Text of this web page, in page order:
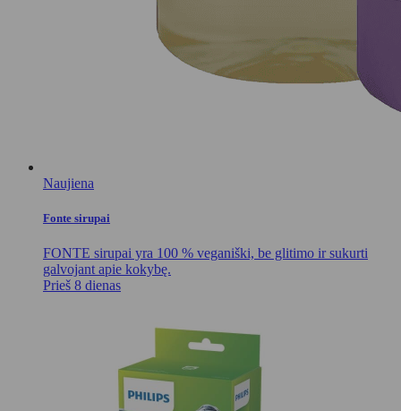
Naujiena
Fonte sirupai
FONTE sirupai yra 100 % veganiški, be glitimo ir sukurti
galvojant apie kokybę.
Prieš 8 dienas